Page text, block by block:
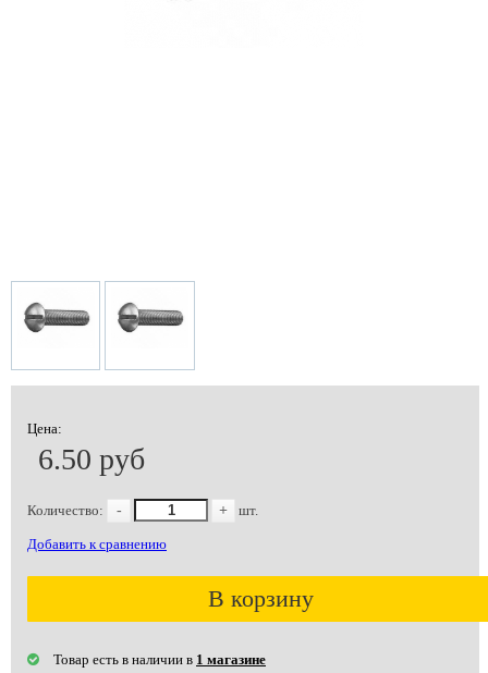
Цена:
6.50 руб
Количество: - + шт.
Добавить к сравнению
В корзину
Товар есть в наличии в 1 магазине